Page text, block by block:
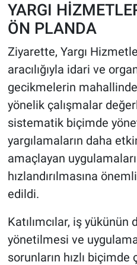
YARGI
ÖN PLANDA
Ziyarette, Yargı
aracılığıyla idari ve
gecikmelerin
yönelik çalışmalar
sistematik biçimde
yargılamaların daha
amaçlayan
hızlandırılmasına
edildi.
Katılımcılar, iş
yönetilmesi ve
sorunların hızlı biçimde